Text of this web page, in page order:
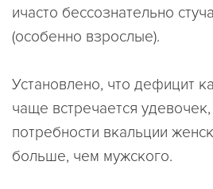
ичасто бессознательно
(особенно взрослые).
Установлено, что дефицит
чаще встречается
потребности вкальции
больше, чем мужского.